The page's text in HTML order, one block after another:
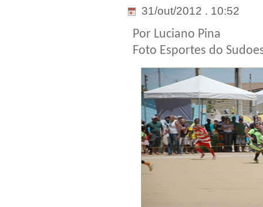
31/out/2012 . 10:52
Por Luciano Pina
Foto Esportes do